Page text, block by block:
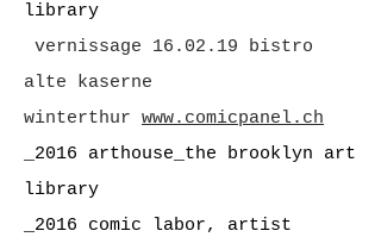
library
vernissage 16.02.19 bistro
alte kaserne
winterthur www.comicpanel.ch
_2016 arthouse_the brooklyn art
library
_2016 comic labor, artist